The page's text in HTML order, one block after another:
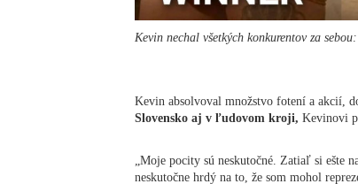
Kevin nechal všetkých konkurentov za
Kevin absolvoval množstvo fotení a akcií,
Slovensko aj v ľudovom kroji, Kevinovi
„Moje pocity sú neskutočné. Zatiaľ si ešte
neskutočne hrdý na to, že som mohol